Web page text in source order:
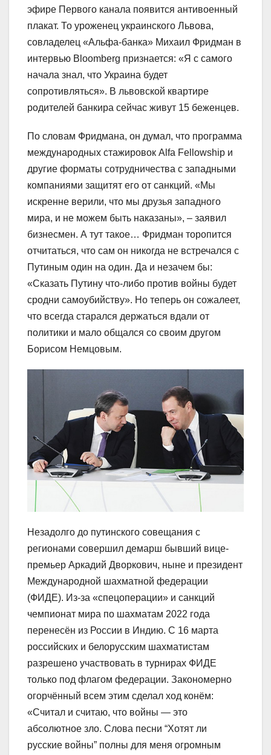
эфире Первого канала появится антивоенный
плакат. То уроженец украинского Львова,
совладелец «Альфа-банка» Михаил Фридман в
интервью Bloomberg признается: «Я с самого
начала знал, что Украина будет
сопротивляться». В львовской квартире
родителей банкира сейчас живут 15 беженцев.
По словам Фридмана, он думал, что программа
международных стажировок Alfa Fellowship и
другие форматы сотрудничества с западными
компаниями защитят его от санкций. «Мы
искренне верили, что мы друзья западного
мира, и не можем быть наказаны», – заявил
бизнесмен. А тут такое… Фридман торопится
отчитаться, что сам он никогда не встречался с
Путиным один на один. Да и незачем бы:
«Сказать Путину что-либо против войны будет
сродни самоубийству». Но теперь он сожалеет,
что всегда старался держаться вдали от
политики и мало общался со своим другом
Борисом Немцовым.
Незадолго до путинского совещания с
регионами совершил демарш бывший вице-
премьер Аркадий Дворкович, ныне и президент
Международной шахматной федерации
(ФИДЕ). Из-за «спецоперации» и санкций
чемпионат мира по шахматам 2022 года
перенесён из России в Индию. С 16 марта
российских и белорусским шахматистам
разрешено участвовать в турнирах ФИДЕ
только под флагом федерации. Закономерно
огорчённый всем этим сделал ход конём:
«Считал и считаю, что войны — это
абсолютное зло. Слова песни “Хотят ли
русские войны” полны для меня огромным